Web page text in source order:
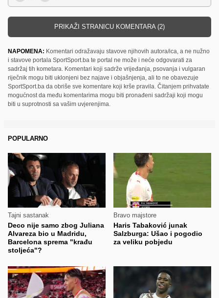
PRIKAŽI STRANICU KOMENTARA (2)
NAPOMENA: Komentari odražavaju stavove njihovih autora/ica, a ne nužno
i stavove portala SportSport.ba te portal ne može i neće odgovarati za
sadržaj tih kometara. Komentari koji sadrže vrijeđanja, psovanja i vulgaran
riječnik mogu biti uklonjeni bez najave i objašnjenja, ali to ne obavezuje
SportSport.ba da obriše sve komentare koji krše pravila. Čitanjem prihvatate
mogućnost da među komentarima mogu biti pronađeni sadržaji koji mogu
biti u suprotnosti sa vašim uvjerenjima.
POPULARNO
Tajni sastanak
Deco nije samo zbog Juliana
Alvareza bio u Madridu,
Barcelona sprema "krađu
stoljeća"?
Bravo majstore
Haris Tabaković junak
Salzburga: Ušao i pogodio
za veliku pobjedu